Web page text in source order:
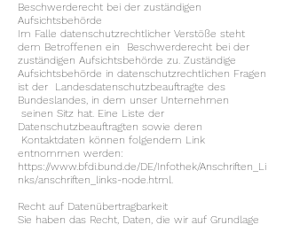
Beschwerderecht bei der zuständigen
Aufsichtsbehörde
Im Falle datenschutzrechtlicher Verstöße steht
dem Betroffenen ein Beschwerderecht bei der
zuständigen Aufsichtsbehörde zu. Zuständige
Aufsichtsbehörde in datenschutzrechtlichen Fragen
ist der Landesdatenschutzbeauftragte des
Bundeslandes, in dem unser Unternehmen
seinen Sitz hat. Eine Liste der
Datenschutzbeauftragten sowie deren
Kontaktdaten können folgendem Link
entnommen werden:
https://www.bfdi.bund.de/DE/Infothek/Anschriften_Li
nks/anschriften_links-node.html.
Recht auf Datenübertragbarkeit
Sie haben das Recht, Daten, die wir auf Grundlage